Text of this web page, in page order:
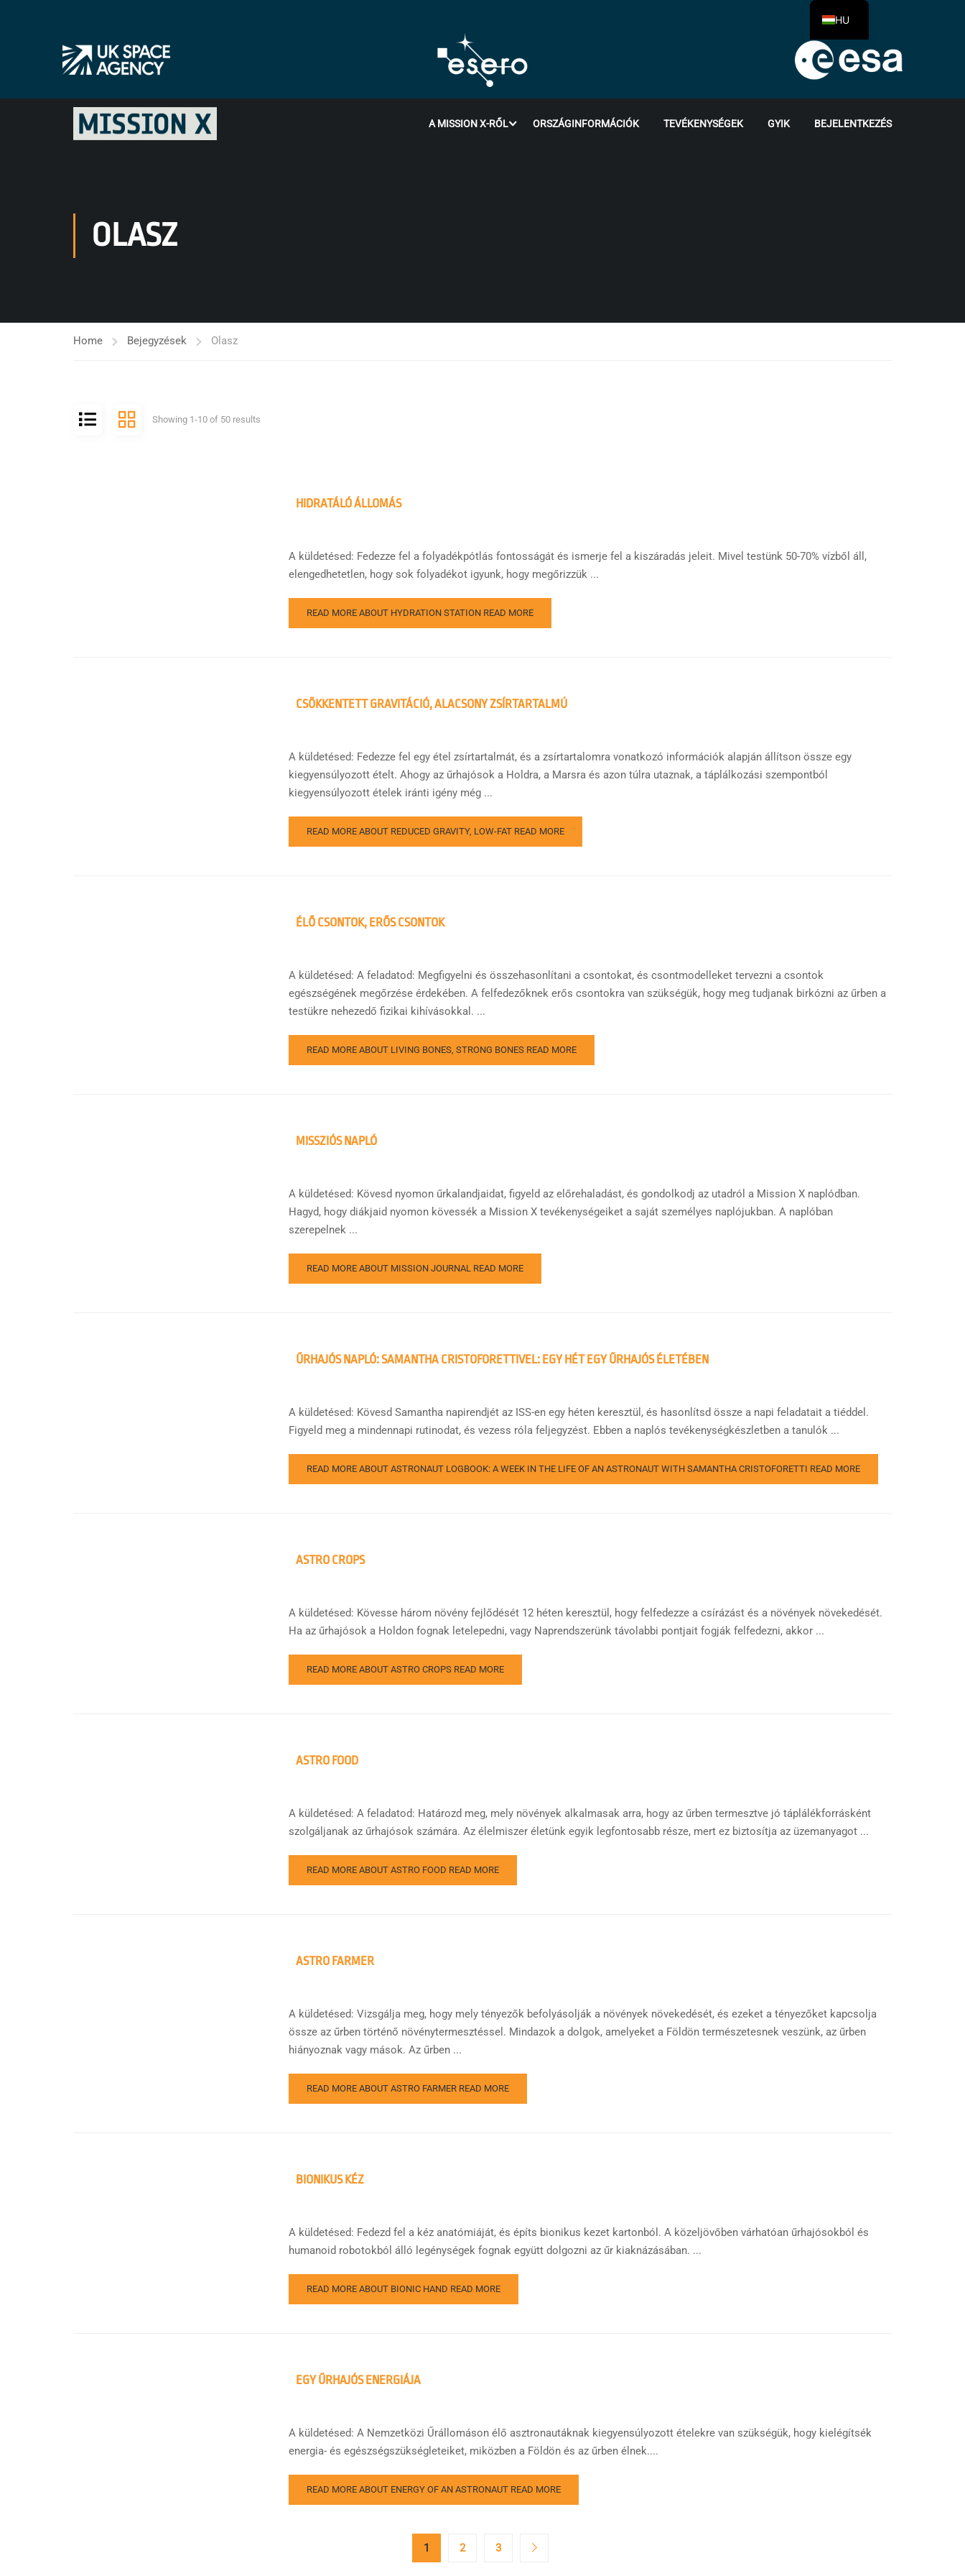
A MISSION X-RŐL ORSZÁGINFORMÁCIÓK TEVÉKENYSÉGEK GYIK BEJELENTKEZÉS
OLASZ
Home Bejegyzések Olasz
Showing 1-10 of 50 results
HIDRATÁLÓ ÁLLOMÁS
A küldetésed: Fedezze fel a folyadékpótlás fontosságát és ismerje fel a kiszáradás jeleit. Mivel testünk 50-70% vízből áll,
elengedhetetlen, hogy sok folyadékot igyunk, hogy megőrizzük ...
READ MORE ABOUT HYDRATION STATION READ MORE
CSÖKKENTETT GRAVITÁCIÓ, ALACSONY ZSÍRTARTALMÚ
A küldetésed: Fedezze fel egy étel zsírtartalmát, és a zsírtartalomra vonatkozó információk alapján állítson össze egy
kiegyensúlyozott ételt. Ahogy az űrhajósok a Holdra, a Marsra és azon túlra utaznak, a táplálkozási szempontból
kiegyensúlyozott ételek iránti igény még ...
READ MORE ABOUT REDUCED GRAVITY, LOW-FAT READ MORE
ÉLŐ CSONTOK, ERŐS CSONTOK
A küldetésed: A feladatod: Megfigyelni és összehasonlítani a csontokat, és csontmodelleket tervezni a csontok
egészségének megőrzése érdekében. A felfedezőknek erős csontokra van szükségük, hogy meg tudjanak birkózni az űrben a
testükre nehezedő fizikai kihívásokkal. ...
READ MORE ABOUT LIVING BONES, STRONG BONES READ MORE
MISSZIÓS NAPLÓ
A küldetésed: Kövesd nyomon űrkalandjaidat, figyeld az előrehaladást, és gondolkodj az utadról a Mission X naplódban.
Hagyd, hogy diákjaid nyomon kövessék a Mission X tevékenységeiket a saját személyes naplójukban. A naplóban
szerepelnek ...
READ MORE ABOUT MISSION JOURNAL READ MORE
ŰRHAJÓS NAPLÓ: SAMANTHA CRISTOFORETTIVEL: EGY HÉT EGY ŰRHAJÓS ÉLETÉBEN
A küldetésed: Kövesd Samantha napirendjét az ISS-en egy héten keresztül, és hasonlítsd össze a napi feladatait a tiéddel.
Figyeld meg a mindennapi rutinodat, és vezess róla feljegyzést. Ebben a naplós tevékenységkészletben a tanulók ...
READ MORE ABOUT ASTRONAUT LOGBOOK: A WEEK IN THE LIFE OF AN ASTRONAUT WITH SAMANTHA CRISTOFORETTI READ MORE
ASTRO CROPS
A küldetésed: Kövesse három növény fejlődését 12 héten keresztül, hogy felfedezze a csírázást és a növények növekedését.
Ha az űrhajósok a Holdon fognak letelepedni, vagy Naprendszerünk távolabbi pontjait fogják felfedezni, akkor ...
READ MORE ABOUT ASTRO CROPS READ MORE
ASTRO FOOD
A küldetésed: A feladatod: Határozd meg, mely növények alkalmasak arra, hogy az űrben termesztve jó táplálékforrásként
szolgáljanak az űrhajósok számára. Az élelmiszer életünk egyik legfontosabb része, mert ez biztosítja az üzemanyagot ...
READ MORE ABOUT ASTRO FOOD READ MORE
ASTRO FARMER
A küldetésed: Vizsgálja meg, hogy mely tényezők befolyásolják a növények növekedését, és ezeket a tényezőket kapcsolja
össze az űrben történő növénytermesztéssel. Mindazok a dolgok, amelyeket a Földön természetesnek veszünk, az űrben
hiányoznak vagy mások. Az űrben ...
READ MORE ABOUT ASTRO FARMER READ MORE
BIONIKUS KÉZ
A küldetésed: Fedezd fel a kéz anatómiáját, és építs bionikus kezet kartonból. A közeljövőben várhatóan űrhajósokból és
humanoid robotokból álló legénységek fognak együtt dolgozni az űr kiaknázásában. ...
READ MORE ABOUT BIONIC HAND READ MORE
EGY ŰRHAJÓS ENERGIÁJA
A küldetésed: A Nemzetközi Űrállomáson élő asztronautáknak kiegyensúlyozott ételekre van szükségük, hogy kielégítsék
energia- és egészségszükségleteiket, miközben a Földön és az űrben élnek....
READ MORE ABOUT ENERGY OF AN ASTRONAUT READ MORE
1 2 3
HU